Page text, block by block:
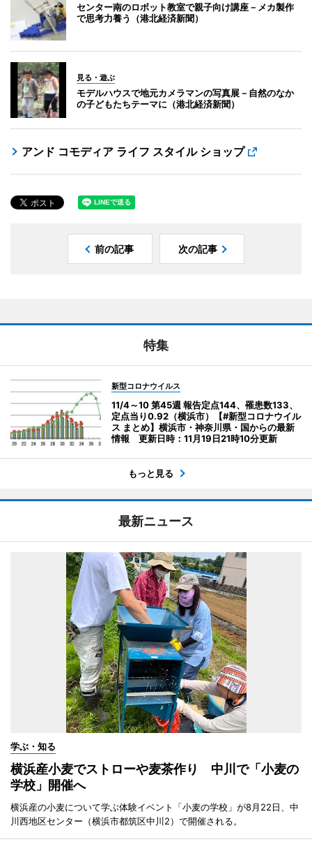
センター南のロボット教室で親子向け講座－メカ製作
で思考力養う（港北経済新聞）
見る・遊ぶ
モデルハウスで地元カメラマンの写真展－自然のなか
の子どもたちテーマに（港北経済新聞）
アンド コモディア ライフ スタイル ショップ
前の記事 次の記事
特集
新型コロナウイルス
11/4～10 第45週 報告定点144、罹患数133、
定点当り0.92（横浜市）【#新型コロナウイル
ス まとめ】横浜市・神奈川県・国からの最新
情報 更新日時：11月19日21時10分更新
もっと見る
最新ニュース
学ぶ・知る
横浜産小麦でストローや麦茶作り 中川で「小麦の
学校」開催へ
横浜産の小麦について学ぶ体験イベント「小麦の学校」が8月22日、中
川西地区センター（横浜市都筑区中川2）で開催される。